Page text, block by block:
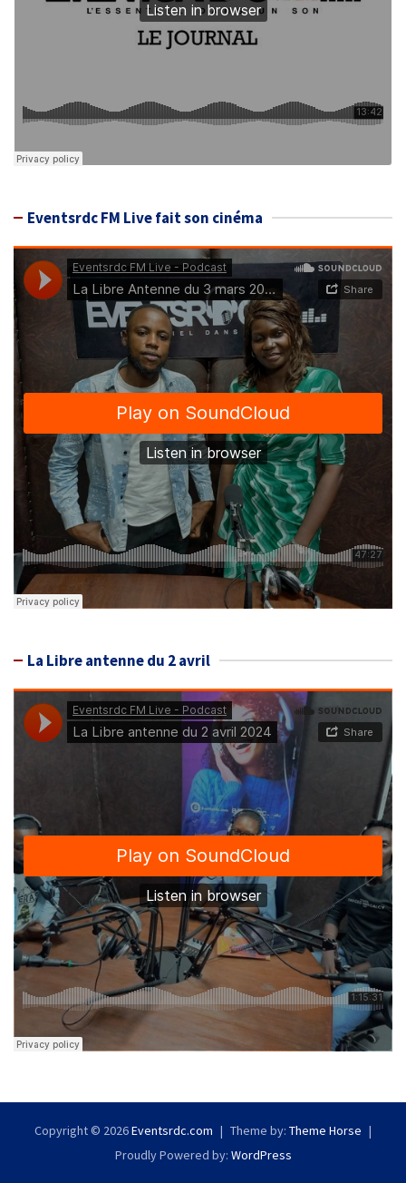
Eventsrdc FM Live fait son cinéma
La Libre antenne du 2 avril
Copyright © 2026Eventsrdc.com Theme by: Theme Horse
Proudly Powered by: WordPress